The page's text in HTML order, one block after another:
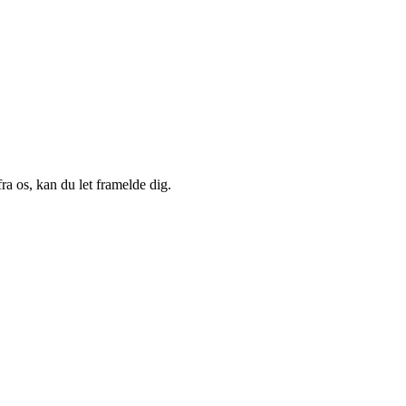
os, kan du let framelde dig.